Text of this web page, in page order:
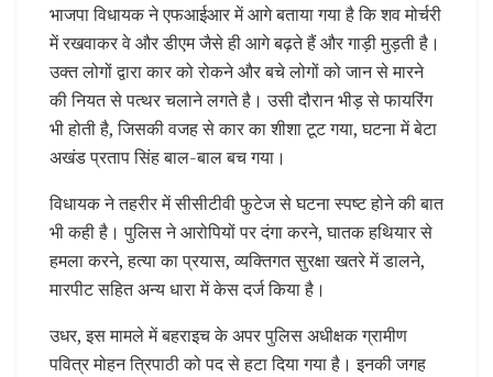
भाजपा विधायक ने एफआईआर में आगे बताया गया है कि शव मोर्चरी
में रखवाकर वे और डीएम जैसे ही आगे बढ़ते हैं और गाड़ी मुड़ती है।
उक्त लोगों द्वारा कार को रोकने और बचे लोगों को जान से मारने
की नियत से पत्थर चलाने लगते है। उसी दौरान भीड़ से फायरिंग
भी होती है, जिसकी वजह से कार का शीशा टूट गया, घटना में बेटा
अखंड प्रताप सिंह बाल-बाल बच गया।
विधायक ने तहरीर में सीसीटीवी फुटेज से घटना स्पष्ट होने की बात
भी कही है। पुलिस ने आरोपियों पर दंगा करने, घातक हथियार से
हमला करने, हत्या का प्रयास, व्यक्तिगत सुरक्षा खतरे में डालने,
मारपीट सहित अन्य धारा में केस दर्ज किया है।
उधर, इस मामले में बहराइच के अपर पुलिस अधीक्षक ग्रामीण
पवित्र मोहन त्रिपाठी को पद से हटा दिया गया है। इनकी जगह